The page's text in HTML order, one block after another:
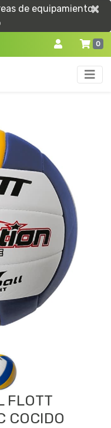
de equipamiento×
×
0
FLOTT
COCIDO